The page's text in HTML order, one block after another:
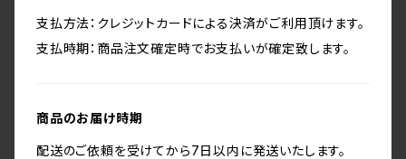
支払方法：クレジットカードによる決済がご利用頂けます。
支払時期：商品注文確定時でお支払いが確定致します。
商品のお届け時期
配送のご依頼を受けてから7日以内に発送いたします。